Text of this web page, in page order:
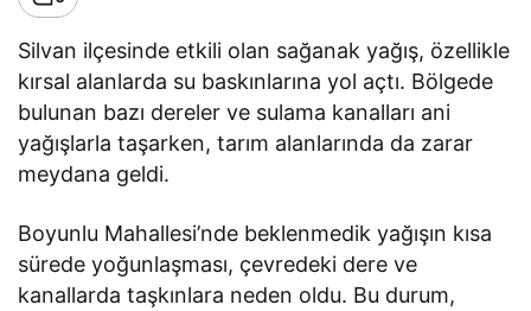
Silvan ilçesinde etkili olan sağanak yağış, özellikle
kırsal alanlarda su baskınlarına yol açtı. Bölgede
bulunan bazı dereler ve sulama kanalları ani
yağışlarla taşarken, tarım alanlarında da zarar
meydana geldi.
Boyunlu Mahallesi’nde beklenmedik yağışın kısa
sürede yoğunlaşması, çevredeki dere ve
kanallarda taşkınlara neden oldu. Bu durum,